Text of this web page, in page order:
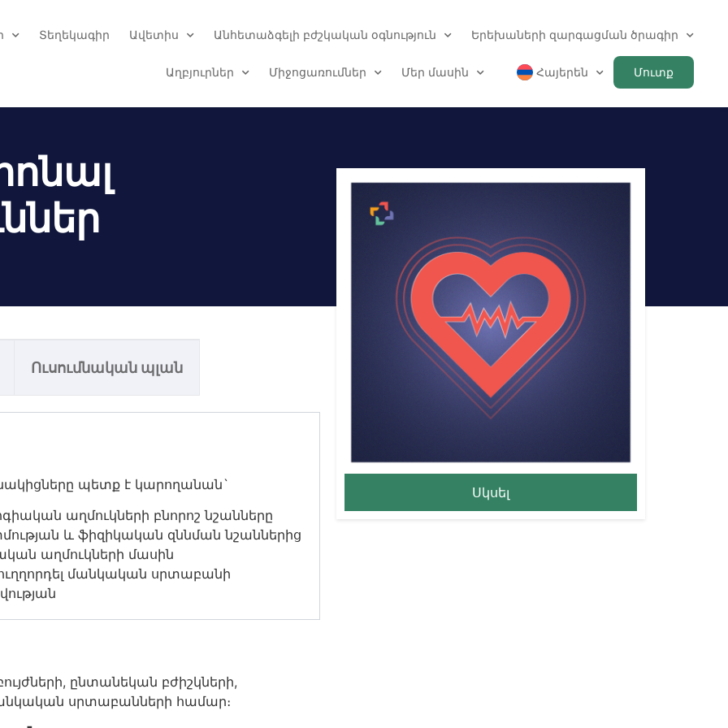
Տեղեկագիր Ավետիս Անհետաձգելի բժշկական օգնություն Երեխաների զարգացման ծրագիր
Աղբյուրներ Միջոցառումներ Մեր մասին Մուտք
Հայերեն
Ուսումնական պլան
պետք է կարողանան`
աղմուկների բնորոշ նշանները
և ֆիզիկական զննման նշաններից
աղմուկների մասին
մանկական սրտաբանի
ընտանեկան բժիշկների,
սրտաբանների համար։
Սկսել